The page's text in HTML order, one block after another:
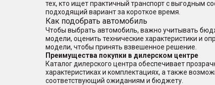
тех, кто ищет практичный транспорт с выгодным
подходящий вариант за короткое время.
Как подобрать автомобиль
Чтобы выбрать автомобиль, важно учитывать
модели, оценить технические характеристики и
модели, чтобы принять взвешенное решение.
Преимущества покупки в дилерском центре
Каталог дилерского центра обеспечивает
характеристиках и комплектациях, а также
соответствующий ожиданиям и бюджету.